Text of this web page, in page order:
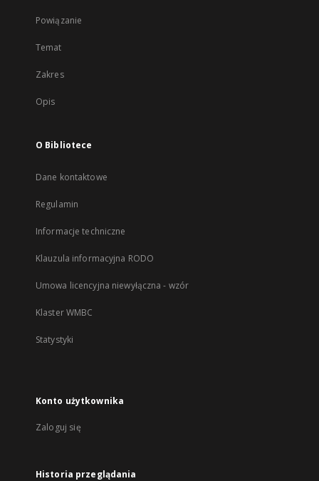
Powiązanie
Temat
Zakres
Opis
O Bibliotece
Dane kontaktowe
Regulamin
Informacje techniczne
Klauzula informacyjna RODO
Umowa licencyjna niewyłączna - wzór
Klaster WMBC
Statystyki
Konto użytkownika
Zaloguj się
Historia przeglądania